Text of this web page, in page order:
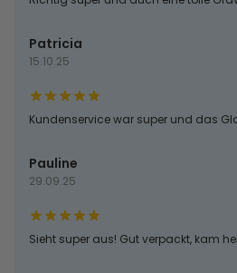
Patricia
15.10.25
Kundenservice war super und das
Pauline
29.09.25
Sieht super aus! Gut verpackt, kam